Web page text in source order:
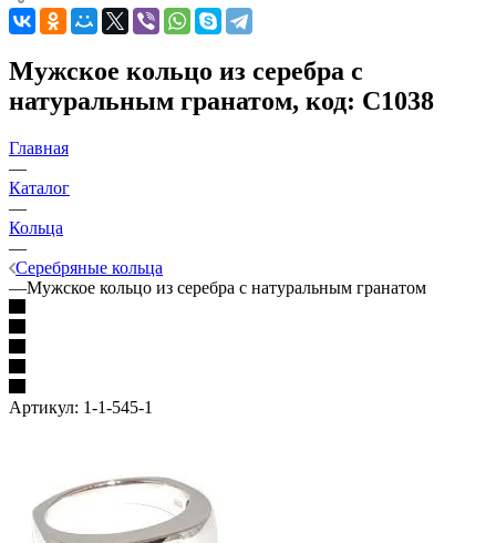
Мужское кольцо из серебра с
натуральным гранатом, код: C1038
Главная
—
Каталог
—
Кольца
—
Серебряные кольца
—Мужское кольцо из серебра с натуральным гранатом
Артикул: 1-1-545-1